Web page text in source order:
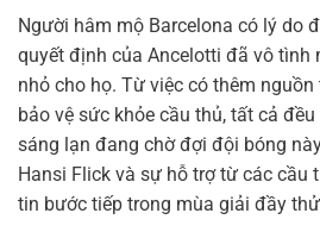
Người hâm mộ Barcelona có lý do
quyết định của Ancelotti đã vô tình
nhỏ cho họ. Từ việc có thêm
bảo vệ sức khỏe cầu thủ, tất cả
sáng lạn đang chờ đợi đội bóng
Hansi Flick và sự hỗ trợ từ các cầu
tin bước tiếp trong mùa giải đầy